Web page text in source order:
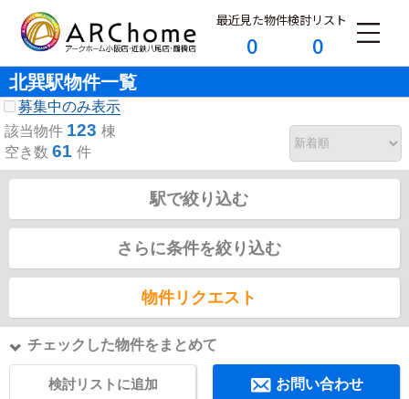
最近見た物件
0
検討リスト
0
北巽駅物件一覧
募集中のみ表示
該当物件 123 棟
空き数 61 件
駅で絞り込む
さらに条件を絞り込む
物件リクエスト
チェックした物件をまとめて
検討リストに追加 お問い合わせ